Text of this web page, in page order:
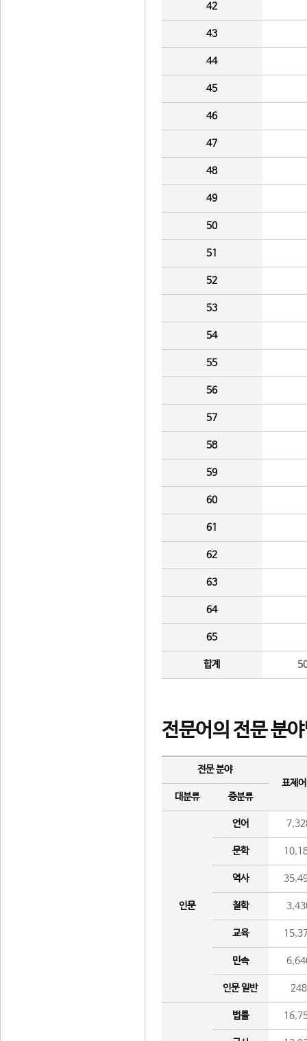
42
43
44
45
46
47
48
49
50
51
52
53
54
55
56
57
58
59
60
61
62
63
64
65
합계
전문어의 전문 분
전문 분야
표제
대분류
중분류
인문
언어
문학
역사
철학
교육
민속
인문 일반 248
법률